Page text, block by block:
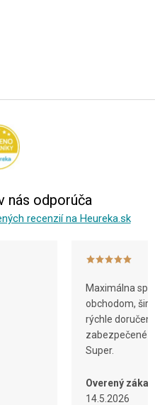
nás odporúča
recenzií na Heureka.sk
Maximálna
obchodom,
rýchle
zabezpečené
Super.
Overený
14.5.2026